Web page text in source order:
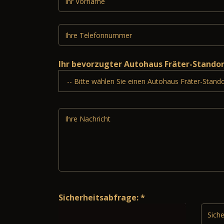
Ihr bevorzugter Autohaus Fräter-
Sicherheitsabfrage: *